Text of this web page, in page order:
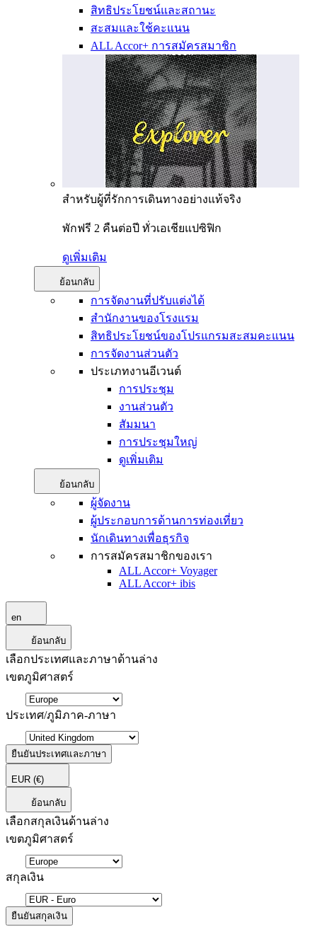
สิทธิประโยชน์และสถานะ
สะสมและใช้คะแนน
ALL Accor+ การสมัครสมาชิก
สำหรับผู้ที่รักการเดินทางอย่างแท้จริง
พักฟรี 2 คืนต่อปี ทั่วเอเชียแปซิฟิก
ดูเพิ่มเติม
ย้อนกลับ
การจัดงานที่ปรับแต่งได้
สำนักงานของโรงแรม
สิทธิประโยชน์ของโปรแกรมสะสมคะแนน
การจัดงานส่วนตัว
ประเภทงานอีเวนต์
การประชุม
งานส่วนตัว
สัมมนา
การประชุมใหญ่
ดูเพิ่มเติม
ย้อนกลับ
ผู้จัดงาน
ผู้ประกอบการด้านการท่องเที่ยว
นักเดินทางเพื่อธุรกิจ
การสมัครสมาชิกของเรา
ALL Accor+ Voyager
ALL Accor+ ibis
en
ย้อนกลับ
เลือกประเทศและภาษาด้านล่าง
เขตภูมิศาสตร์
ประเทศ/ภูมิภาค-ภาษา
ยืนยันประเทศและภาษา
EUR (€)
ย้อนกลับ
เลือกสกุลเงินด้านล่าง
เขตภูมิศาสตร์
สกุลเงิน
ยืนยันสกุลเงิน